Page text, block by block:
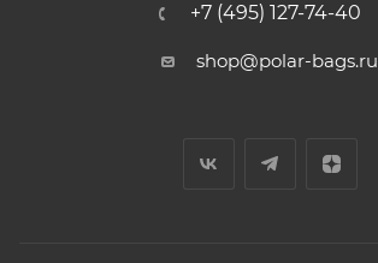
+7 (495) 127-74-40
shop@polar-bags.ru